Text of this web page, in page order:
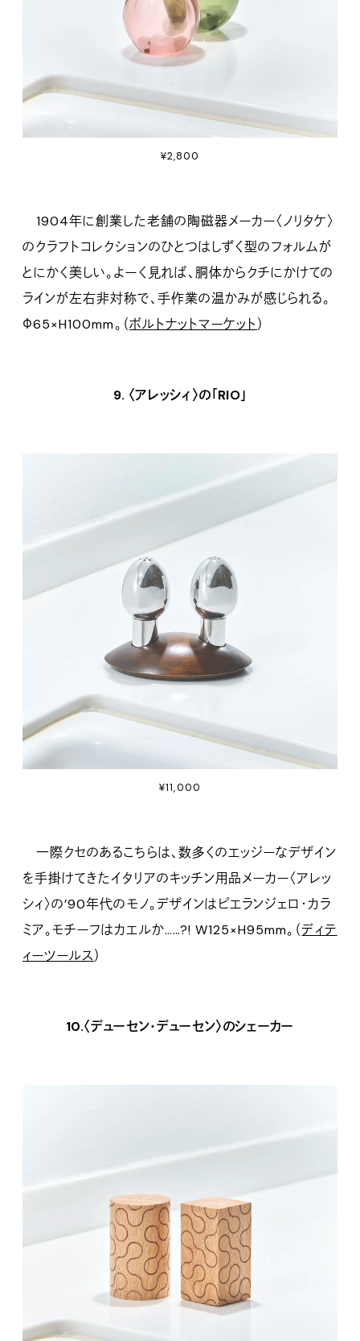
¥2,800
1904年に創業した老舗の陶磁器メーカー〈ノリタケ〉
のクラフトコレクションのひとつはしずく型のフォルムが
とにかく美しい。よーく見れば、胴体からクチにかけての
ラインが左右非対称で、手作業の温かみが感じられる。
Φ65×H100mm。（ボルトナットマーケット）
9. 〈アレッシィ〉の「RIO」
¥11,000
一際クセのあるこちらは、数多くのエッジーなデザイン
を手掛けてきたイタリアのキッチン用品メーカー〈アレッ
シィ〉の’90年代のモノ。デザインはピエランジェロ・カラ
ミア。モチーフはカエルか……?! W125×H95mm。（ディテ
ィーツールス）
10.〈デューセン・デューセン〉のシェーカー